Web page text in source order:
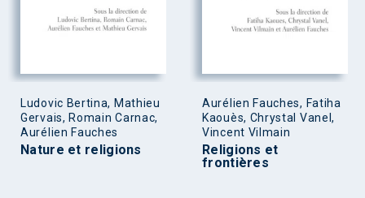
Ludovic Bertina, Mathieu
Gervais, Romain Carnac,
Aurélien Fauches
Nature et religions
Aurélien Fauches, Fatiha
Kaouès, Chrystal Vanel,
Vincent Vilmain
Religions et
frontières